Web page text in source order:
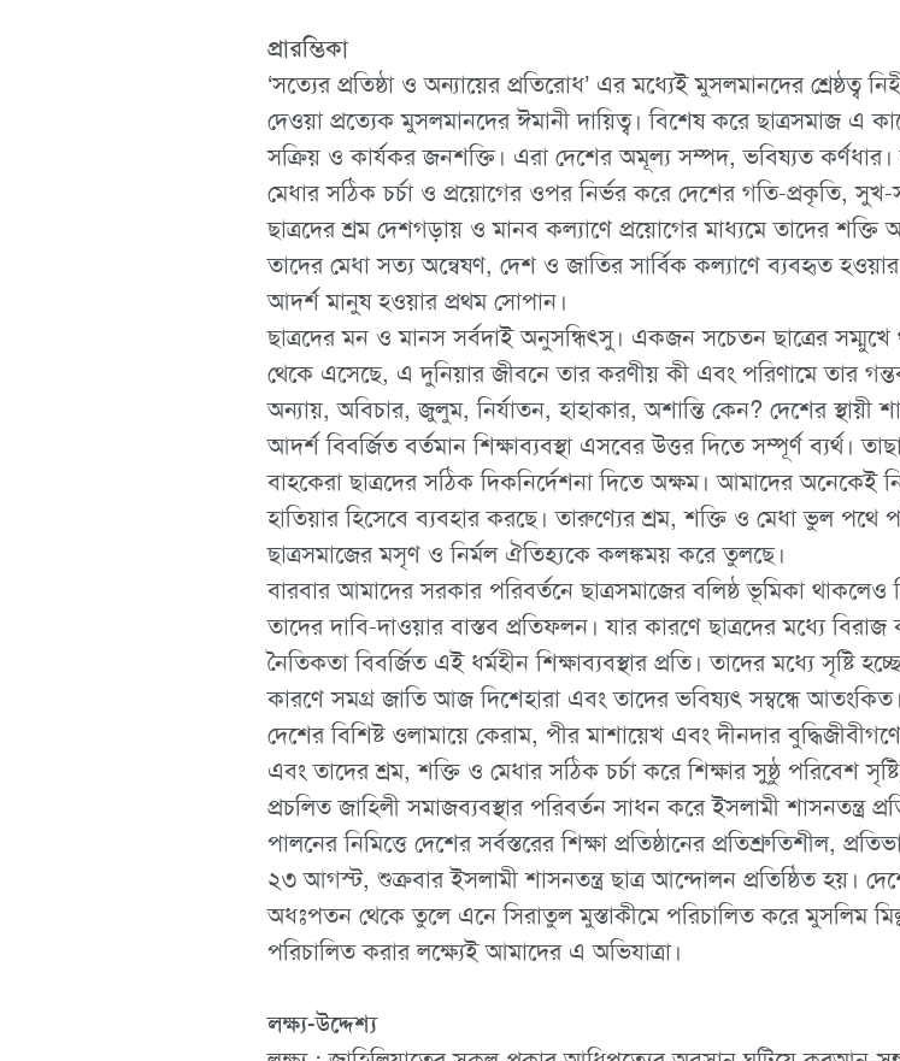
প্রারম্ভিকা
‘সত্যের প্রতিষ্ঠা ও অন্যায়ের প্রতিরোধ’ এর মধ্যেই মুসলমানদের শ্রেষ্ঠত্ব
দেওয়া প্রত্যেক মুসলমানদের ঈমানী দায়িত্ব। বিশেষ করে ছাত্রসমাজ এ
সক্রিয় ও কার্যকর জনশক্তি। এরা দেশের অমূল্য সম্পদ, ভবিষ্যত কর্ণধার।
মেধার সঠিক চর্চা ও প্রয়োগের ওপর নির্ভর করে দেশের গতি-প্রকৃতি,
ছাত্রদের শ্রম দেশগড়ায় ও মানব কল্যাণে প্রয়োগের মাধ্যমে তাদের
তাদের মেধা সত্য অন্বেষণ, দেশ ও জাতির সার্বিক কল্যাণে ব্যবহৃত
আদর্শ মানুষ হওয়ার প্রথম সোপান।
ছাত্রদের মন ও মানস সর্বদাই অনুসন্ধিৎসু। একজন সচেতন ছাত্রের সম্মুখে
থেকে এসেছে, এ দুনিয়ার জীবনে তার করণীয় কী এবং পরিণামে তার
অন্যায়, অবিচার, জুলুম, নির্যাতন, হাহাকার, অশান্তি কেন? দেশের স্থায়ী
আদর্শ বিবর্জিত বর্তমান শিক্ষাব্যবস্থা এসবের উত্তর দিতে সম্পূর্ণ ব্যর্থ।
বাহকেরা ছাত্রদের সঠিক দিকনির্দেশনা দিতে অক্ষম। আমাদের অনেকেই
হাতিয়ার হিসেবে ব্যবহার করছে। তারুণ্যের শ্রম, শক্তি ও মেধা ভুল পথে
ছাত্রসমাজের মসৃণ ও নির্মল ঐতিহ্যকে কলঙ্কময় করে তুলছে।
বারবার আমাদের সরকার পরিবর্তনে ছাত্রসমাজের বলিষ্ঠ ভূমিকা থাকলেও
তাদের দাবি-দাওয়ার বাস্তব প্রতিফলন। যার কারণে ছাত্রদের মধ্যে
নৈতিকতা বিবর্জিত এই ধর্মহীন শিক্ষাব্যবস্থার প্রতি। তাদের মধ্যে সৃষ্টি
কারণে সমগ্র জাতি আজ দিশেহারা এবং তাদের ভবিষ্যৎ সম্বন্ধে
দেশের বিশিষ্ট ওলামায়ে কেরাম, পীর মাশায়েখ এবং দীনদার
এবং তাদের শ্রম, শক্তি ও মেধার সঠিক চর্চা করে শিক্ষার সুষ্ঠু পরিবেশ
প্রচলিত জাহিলী সমাজব্যবস্থার পরিবর্তন সাধন করে ইসলামী শাসনতন্ত্র
পালনের নিমিত্তে দেশের সর্বস্তরের শিক্ষা প্রতিষ্ঠানের প্রতিশ্রুতিশীল,
২৩ আগস্ট, শুক্রবার ইসলামী শাসনতন্ত্র ছাত্র আন্দোলন প্রতিষ্ঠিত হয়।
অধঃপতন থেকে তুলে এনে সিরাতুল মুস্তাকীমে পরিচালিত করে মুসলিম
পরিচালিত করার লক্ষ্যেই আমাদের এ অভিযাত্রা।
লক্ষ্য-উদ্দেশ্য